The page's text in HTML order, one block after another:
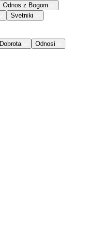
Odnos z Bogom
Svetniki
Dobrota
Odnosi